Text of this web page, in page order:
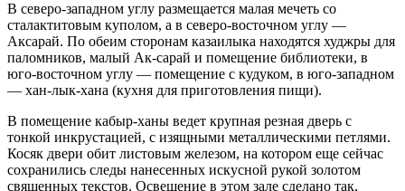
В северо-западном углу размещается малая мечеть со
сталактитовым куполом, а в северо-восточном углу —
Аксарай. По обеим сторонам казаилыка находятся худжры для
паломников, малый Ак-сарай и помещение библиотеки, в
юго-восточном углу — помещение с кудуком, в юго-западном
— хан-лык-хана (кухня для приготовления пищи).
В помещение кабыр-ханы ведет крупная резная дверь с
тонкой инкрустацией, с изящными металлическими петлями.
Косяк двери обит листовым железом, на котором еще сейчас
сохранились следы нанесенных искусной рукой золотом
священных текстов. Освещение в этом зале сделано так,